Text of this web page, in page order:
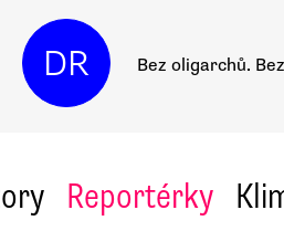
DR Bez oligarchů.
Reportérky